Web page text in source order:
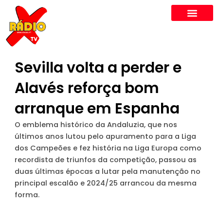
content
Sevilla volta a perder e
Alavés reforça bom
arranque em Espanha
O emblema histórico da Andaluzia, que nos
últimos anos lutou pelo apuramento para a Liga
dos Campeões e fez história na Liga Europa como
recordista de triunfos da competição, passou as
duas últimas épocas a lutar pela manutenção no
principal escalão e 2024/25 arrancou da mesma
forma.